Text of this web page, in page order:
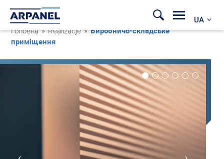
UA
Головна » Realizacje »Виробничо-складське
приміщення